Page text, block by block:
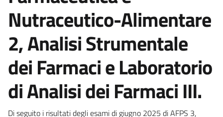
Nutraceutico-Alimentare
2, Analisi Strumentale
dei Farmaci e Laboratorio
di Analisi dei Farmaci III.
Di seguito i risultati degli esami di giugno 2025 di AFPS 3,